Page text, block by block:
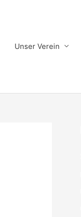
Unser Verein